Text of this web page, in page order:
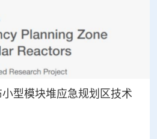
型模块堆应急规划区技术